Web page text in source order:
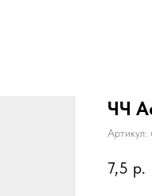
ЧЧ
Артикул:
7,5 р.